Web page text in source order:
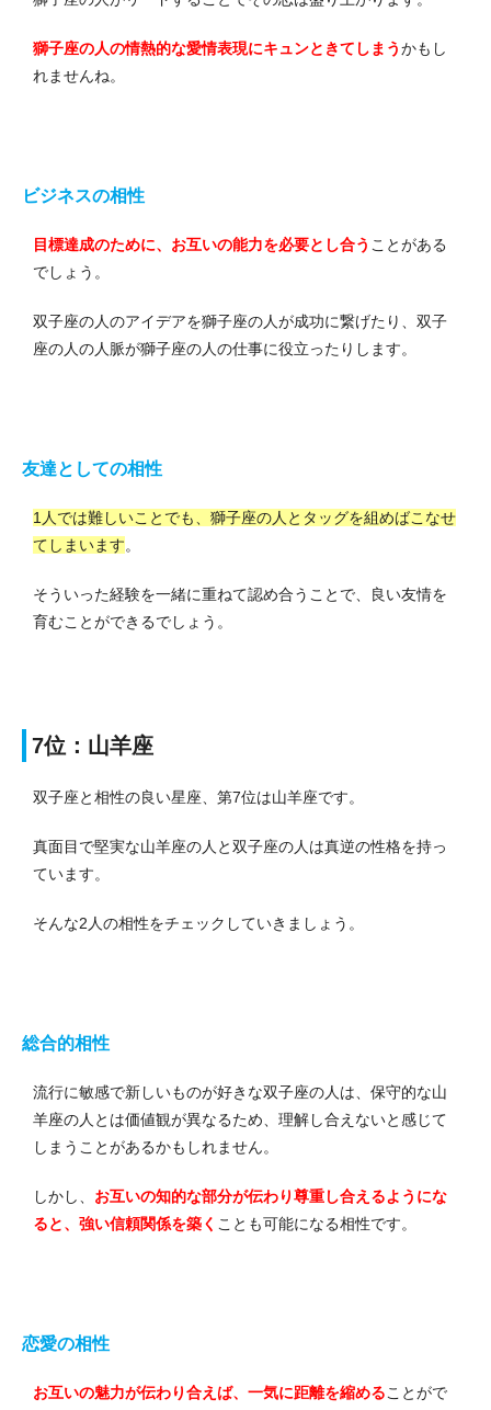
獅子座の人の情熱的な愛情表現にキュンときてしまうかもし
れませんね。
ビジネスの相性
目標達成のために、お互いの能力を必要とし合う ことがある
でしょう。
双子座の人のアイデアを獅子座の人が成功に繋げたり、双子
座の人の人脈が獅子座の人の仕事に役立ったりします。
友達としての相性
1人では難しいことでも、獅子座の人とタッグを組めばこなせ
てしまいます。
そういった経験を一緒に重ねて認め合うことで、良い友情を
育むことができるでしょう。
7位：山羊座
双子座と相性の良い星座、第7位は山羊座です。
真面目で堅実な山羊座の人と双子座の人は真逆の性格を持っ
ています。
そんな2人の相性をチェックしていきましょう。
総合的相性
流行に敏感で新しいものが好きな双子座の人は、保守的な山
羊座の人とは価値観が異なるため、理解し合えないと感じて
しまうことがあるかもしれません。
しかし、 お互いの知的な部分が伝わり尊重し合えるようにな
ると、強い信頼関係を築く ことも可能になる相性です。
恋愛の相性
お互いの魅力が伝わり合えば、一気に距離を縮めることがで